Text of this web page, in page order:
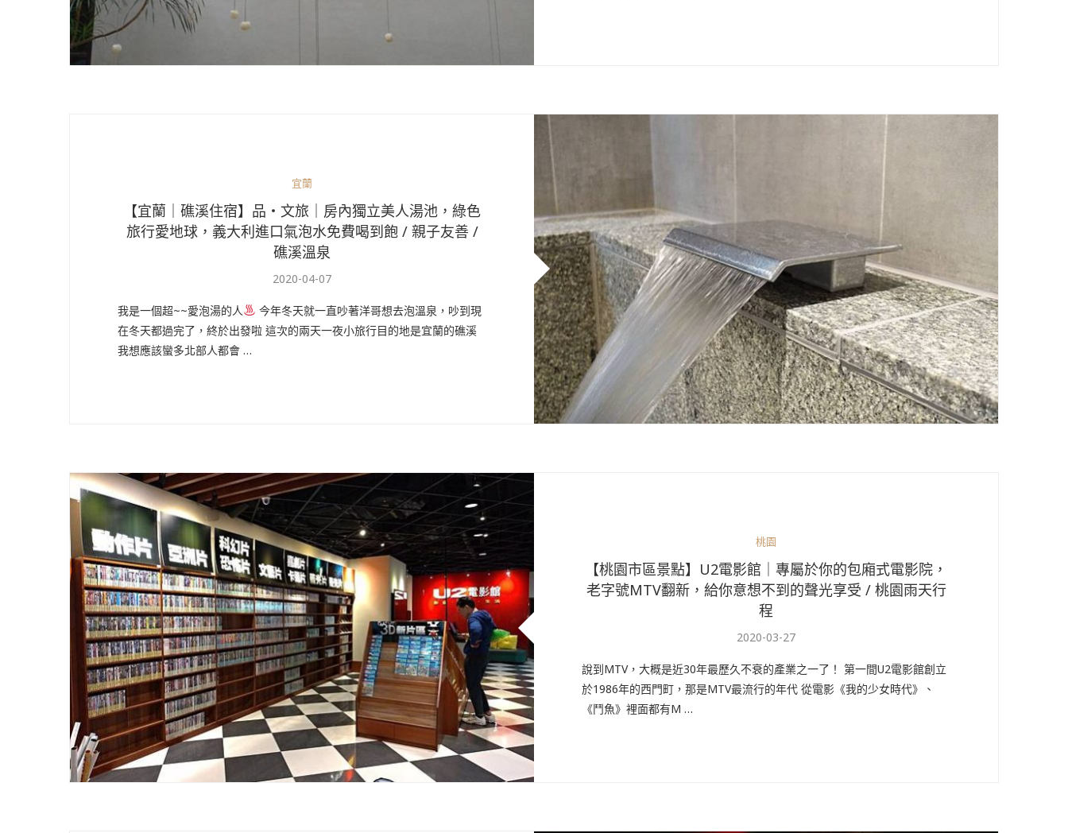
宜蘭
【宜蘭｜礁溪住宿】品・文旅｜房內獨立美人湯池，綠色
旅行愛地球，義大利進口氣泡水免費喝到飽 / 親子友善 /
礁溪溫泉
2020-04-07
我是一個超~~愛泡湯的人
今年冬天就一直吵著洋哥想去泡溫泉，吵到現
在冬天都過完了，終於出發啦 這次的兩天一夜小旅行目的地是宜蘭的礁溪
我想應該蠻多北部人都會 …
桃園
【桃園市區景點】U2電影館｜專屬於你的包廂式電影院，
老字號MTV翻新，給你意想不到的聲光享受 / 桃園雨天行
程
2020-03-27
說到MTV，大概是近30年最歷久不衰的產業之一了！ 第一間U2電影館創立
於1986年的西門町，那是MTV最流行的年代 從電影《我的少女時代》、
《鬥魚》裡面都有M …